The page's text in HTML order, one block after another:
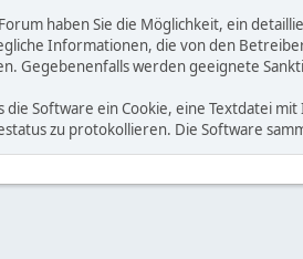
haben Sie die Möglichkeit, ein
Informationen, die von den
Gegebenenfalls werden geeignete
die Software ein Cookie, eine Textdatei
zu protokollieren. Die Software